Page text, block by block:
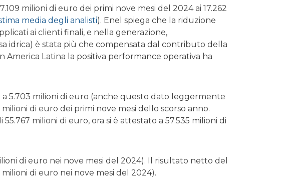
milioni di euro dei primi nove mesi del 2024 ai 17.262
media degli analisti). Enel spiega che la riduzione
ai clienti finali, e nella generazione,
idrica) è stata più che compensata dal contributo della
America Latina la positiva performance operativa ha
5.703 milioni di euro (anche questo dato leggermente
di euro dei primi nove mesi dello scorso anno.
milioni di euro, ora si è attestato a 57.535 milioni di
di euro nei nove mesi del 2024). Il risultato netto del
di euro nei nove mesi del 2024).